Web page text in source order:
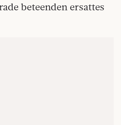
beteenden ersattes